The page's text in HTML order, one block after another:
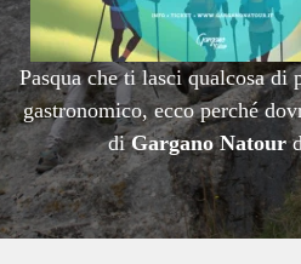
Pasqua che ti lasci qualcosa
gastronomico, ecco perché
diGargano Natour